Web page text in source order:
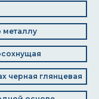
металлу
черная глянцевая